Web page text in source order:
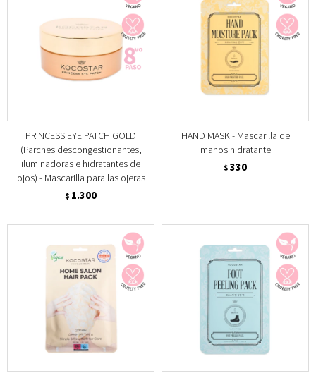
PRINCESS EYE PATCH GOLD
(Parches descongestionantes,
iluminadoras e hidratantes de
ojos) - Mascarilla para las ojeras
$ 1.300
HAND MASK - Mascarilla de
manos hidratante
$ 330